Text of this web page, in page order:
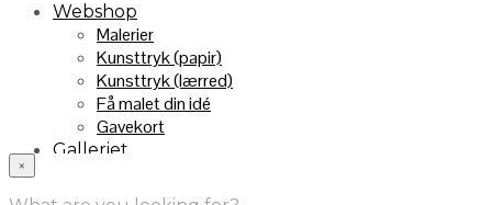
Webshop
Malerier
Kunsttryk (papir)
Kunsttryk (lærred)
Få malet din idé
Gavekort
Galleriet
Handelsebetingelser
×